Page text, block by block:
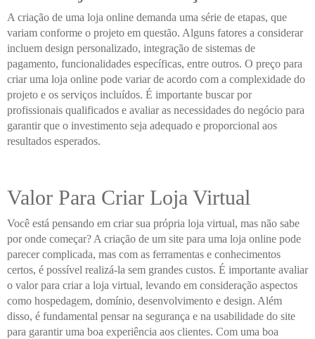
A criação de uma loja online demanda uma série de etapas, que
variam conforme o projeto em questão. Alguns fatores a considerar
incluem design personalizado, integração de sistemas de
pagamento, funcionalidades específicas, entre outros. O preço para
criar uma loja online pode variar de acordo com a complexidade do
projeto e os serviços incluídos. É importante buscar por
profissionais qualificados e avaliar as necessidades do negócio para
garantir que o investimento seja adequado e proporcional aos
resultados esperados.
Valor Para Criar Loja Virtual
Você está pensando em criar sua própria loja virtual, mas não sabe
por onde começar? A criação de um site para uma loja online pode
parecer complicada, mas com as ferramentas e conhecimentos
certos, é possível realizá-la sem grandes custos. É importante avaliar
o valor para criar a loja virtual, levando em consideração aspectos
como hospedagem, domínio, desenvolvimento e design. Além
disso, é fundamental pensar na segurança e na usabilidade do site
para garantir uma boa experiência aos clientes. Com uma boa